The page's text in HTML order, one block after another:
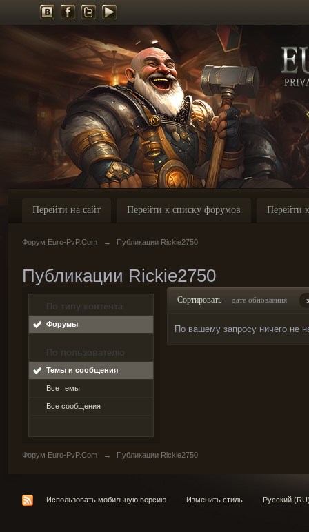
Перейти на сайт Перейти к списку форумов Перейти
Форум Euro-PvP.Com → Публикации Rickie2750
Публикации Rickie2750
По типу контента
Форумы
По пользователю
Темы и сообщения
Все темы
Все сообщения
Сортировать дате обновления
По вашему запросу ничего не
Форум Euro-PvP.Com → Публикации Rickie2750
Использовать мобильную версию Изменить стиль Русский